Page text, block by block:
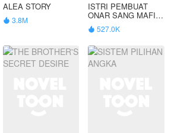
ALEA STORY
 3.8M
ISTRI PEMBUAT
ONAR SANG MAFIA
KEJAM
 527.0K